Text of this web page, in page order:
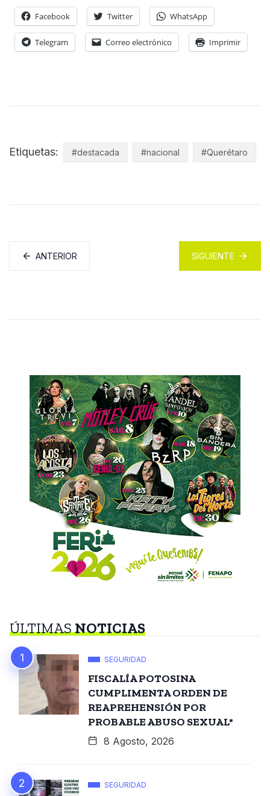
Facebook Twitter WhatsApp
Telegram Correo electrónico Imprimir
Etiquetas: #destacada #nacional #Querétaro
ANTERIOR SIGUIENTE
ÚLTIMASNOTICIAS
SEGURIDAD
FISCALÍA POTOSINA
CUMPLIMENTA ORDEN DE
REAPREHENSIÓN POR
PROBABLE ABUSO SEXUAL*
8 Agosto, 2026
SEGURIDAD